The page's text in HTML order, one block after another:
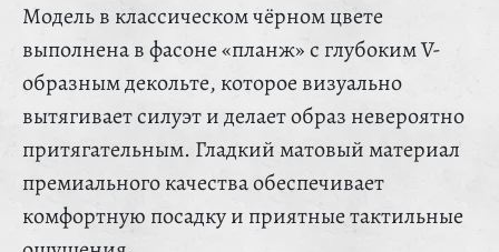
Модель в классическом чёрном цвете
выполнена в фасоне «планж» с глубоким V-
образным декольте, которое визуально
вытягивает силуэт и делает образ невероятно
притягательным. Гладкий матовый материал
премиального качества обеспечивает
комфортную посадку и приятные тактильные